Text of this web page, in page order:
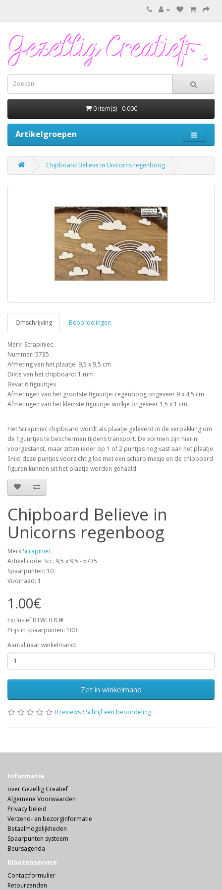
0 item(s) - 0.00€
Artikelgroepen
Chipboard Believe in Unicorns regenboog
Omschrijving Beoordelingen
Merk: Scrapiniec
Nummer: 5735
Afmeting van het plaatje: 9,5 x 9,5 cm
Dikte van het chipboard: 1 mm
Bevat 6 figuurtjes
Afmetingen van het grootste figuurtje: regenboog ongeveer 9 x 4,5 cm
Afmetingen van het kleinste figuurtje: wolkje ongeveer 1,5 x 1 cm
Het Scrapiniec chipboard wordt als plaatje geleverd in de verpakking om
de figuurtjes te beschermen tijdens transport. De vormen zijn hierin
voorgestanst, maar zitten ieder op 1 of 2 puntjes nog vast aan het plaatje.
Snijd deze puntjes voorzichtig los met een scherp mesje en de chipboard
figuren kunnen uit het plaatje worden gehaald.
Chipboard Believe in
Unicorns regenboog
Merk Scrapiniec
Artikel code: Scr. 9,5 x 9,5 - 5735
Spaarpunten: 10
Voorraad: 1
1.00€
Exclusief BTW: 0.83€
Prijs in spaarpunten: 100
Aantal naar winkelmand:
Zet in winkelmand
0 reviews/ Schrijf een beoordeling
Informatie
over Gezellig Creatief
Algemene Voorwaarden
Privacy beleid
Verzend- en bezorginformatie
Betaalmogelijkheden
Spaarpunten systeem
Beursagenda
Klantenservice
Contactformulier
Retourzenden